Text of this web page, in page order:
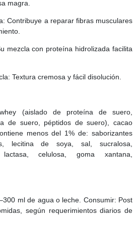
magra.
Contribuye a reparar fibras musculares
mezcla con proteína hidrolizada facilita
Textura cremosa y fácil disolución.
(aislado de proteína de suero,
de suero, péptidos de suero), cacao
menos del 1% de: saborizantes
lecitina de soya, sal, sucralosa,
celulosa, goma xantana,
ml de agua o leche. Consumir: Post
según requerimientos diarios de